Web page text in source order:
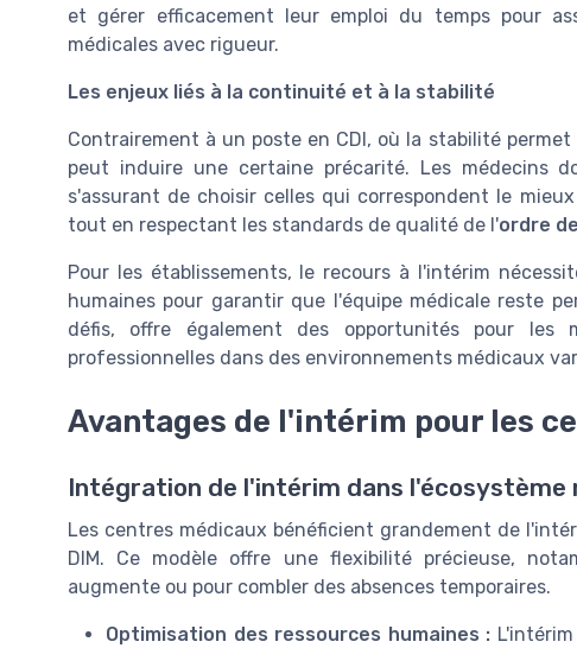
et gérer efficacement leur emploi du temps pour
médicales avec rigueur.
Les enjeux liés à la continuité et à la stabilité
Contrairement à un poste en CDI, où la stabilité
peut induire une certaine précarité. Les médecins
s'assurant de choisir celles qui correspondent le
tout en respectant les standards de qualité de l'ordre
Pour les établissements, le recours à l'intérim
humaines pour garantir que l'équipe médicale reste
défis, offre également des opportunités pour les
professionnelles dans des environnements médicaux
Avantages de l'intérim pour les
Intégration de l'intérim dans l'écosystème
Les centres médicaux bénéficient grandement de
DIM. Ce modèle offre une flexibilité précieuse,
augmente ou pour combler des absences temporaires.
Optimisation des ressources humaines :